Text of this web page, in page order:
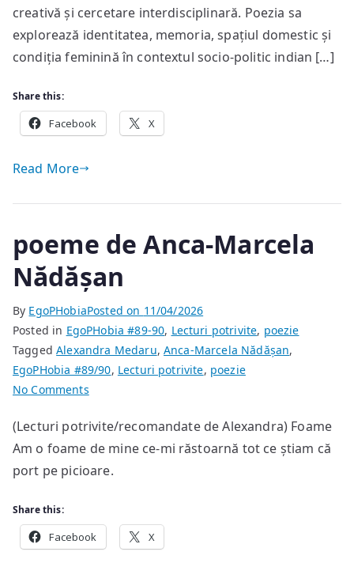
creativă și cercetare interdisciplinară. Poezia sa
explorează identitatea, memoria, spațiul domestic și
condiția feminină în contextul socio-politic indian […]
Share this:
Facebook X
Read More
poeme de Anca-Marcela
Nădășan
By EgoPHobiaPosted on 11/04/2026
Posted in EgoPHobia #89-90, Lecturi potrivite, poezie
TaggedAlexandra Medaru,Anca-Marcela Nădășan,
EgoPHobia #89/90, Lecturi potrivite, poezie
No Commentson
de
Anca-
Marcela
(Lecturi potrivite/recomandate de Alexandra) Foame
Am o foame de mine ce-mi răstoarnă tot ce știam că
port pe picioare.
Share this:
Facebook X